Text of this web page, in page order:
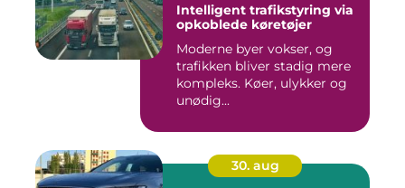
Intelligent trafikstyring via
opkoblede køretøjer
Moderne byer vokser, og
trafikken bliver stadig mere
kompleks. Køer, ulykker og
unødig...
30. aug